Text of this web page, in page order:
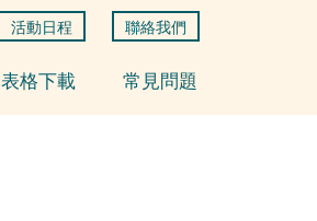
活動日程 聯絡我們
表格下載 常見問題